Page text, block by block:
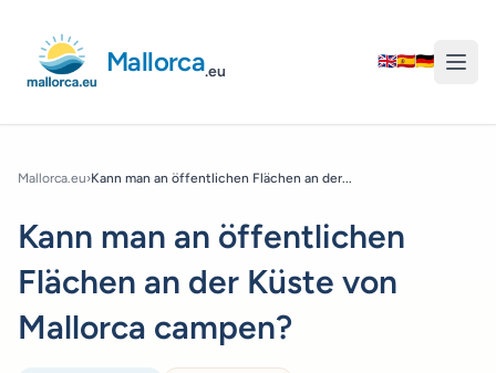
Mallorca.eu
🇬🇧🇪🇸🇩🇪
Mallorca.eu›Kann man an öffentlichen Flächen an der...
Kann man an öffentlichen
Flächen an der Küste von
Mallorca campen?